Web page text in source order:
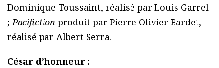
Dominique Toussaint, réalisé par Louis Garrel
;Pacifiction produit par Pierre Olivier Bardet,
réalisé par Albert Serra.
César d’honneur :